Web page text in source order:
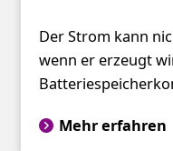
Der Strom kann
wenn er erzeugt
Mehr erfahren